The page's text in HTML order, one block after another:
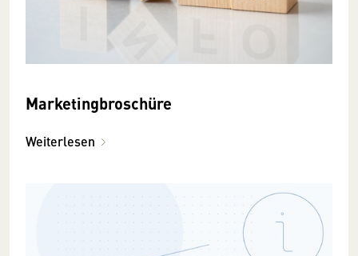
Marketingbroschüre
Weiterlesen